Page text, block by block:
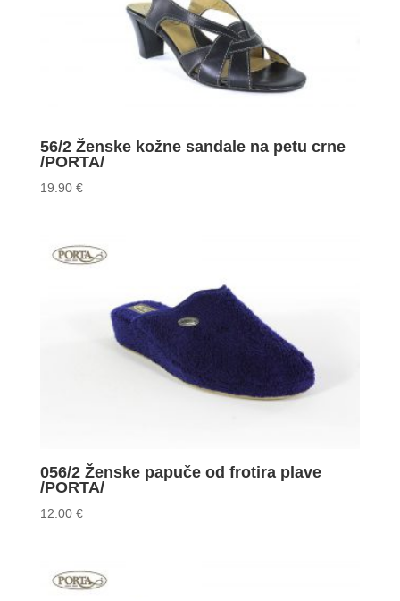
56/2 Ženske kožne sandale na petu crne
/PORTA/
19.90 €
056/2 Ženske papuče od frotira plave
/PORTA/
12.00 €